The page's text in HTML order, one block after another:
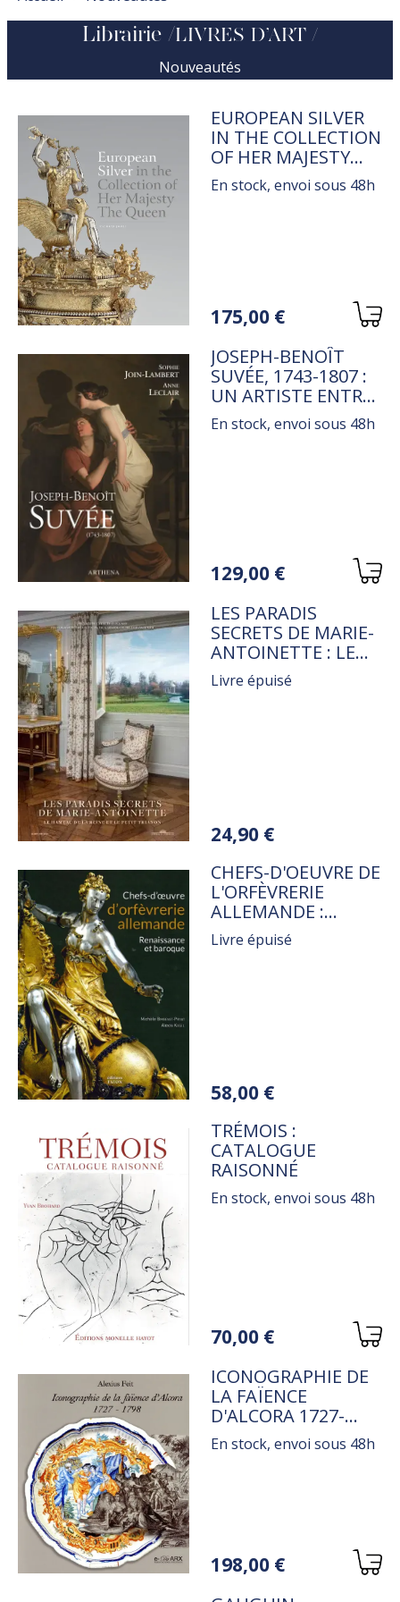
Librairie LIVRES D’ART
Nouveautés
TITRE
EUROPEAN SILVER
IN THE COLLECTION
OF HER MAJESTY
THE QUEEN
En stock, envoi sous 48h
Variations
175,00 €
TITRE
JOSEPH-BENOÎT
SUVÉE, 1743-1807 :
UN ARTISTE ENTRE
BRUGES, ROME ET
PARIS
En stock, envoi sous 48h
Variations
129,00 €
TITRE
LES PARADIS
SECRETS DE MARIE-
ANTOINETTE : LE
HAMEAU DE LA
REINE ET LE PETIT
Livre épuisé
Variations
24,90 €
TITRE
CHEFS-D'OEUVRE DE
L'ORFÈVRERIE
ALLEMANDE :
RENAISSANCE ET
BAROQUE
Livre épuisé
Variations
58,00 €
TITRE
TRÉMOIS :
CATALOGUE
RAISONNÉ
En stock, envoi sous 48h
Variations
70,00 €
TITRE
ICONOGRAPHIE DE
LA FAÏENCE
D'ALCORA 1727-
1798
En stock, envoi sous 48h
Variations
198,00 €